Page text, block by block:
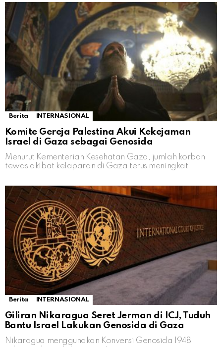
Berita INTERNASIONAL
Komite Gereja Palestina Akui Kekejaman
Israel di Gaza sebagai Genosida
Menurut Kementerian Kesehatan Gaza, jumlah korban
tewas akibat kelaparan di Gaza terus meningkat
Berita INTERNASIONAL
Giliran Nikaragua Seret Jerman di ICJ, Tuduh
Bantu Israel Lakukan Genosida di Gaza
Nikaragua menggunakan Konvensi Genosida 1948